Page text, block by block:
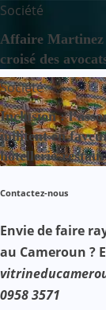
Société
Affaire Martinez
croisé des
Société
Inclusion :
militent en
hôtellerie-
Contactez-nous
Envie de faire
au Cameroun ?
0958 3571